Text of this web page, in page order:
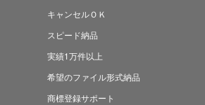
キャンセルＯＫ
スピード納品
実績1万件以上
希望のファイル形式納品
商標登録サポート